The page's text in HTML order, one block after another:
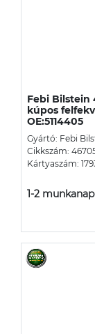
Febi Bilstein
kúpos
OE:5114405
Gyártó: Febi
Cikkszám:
Kártyaszám:
1-2